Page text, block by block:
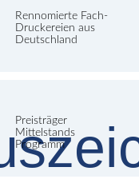
Rennomierte Fach-
Druckereien aus
Deutschland
Preisträger
Mittelstands
Programm